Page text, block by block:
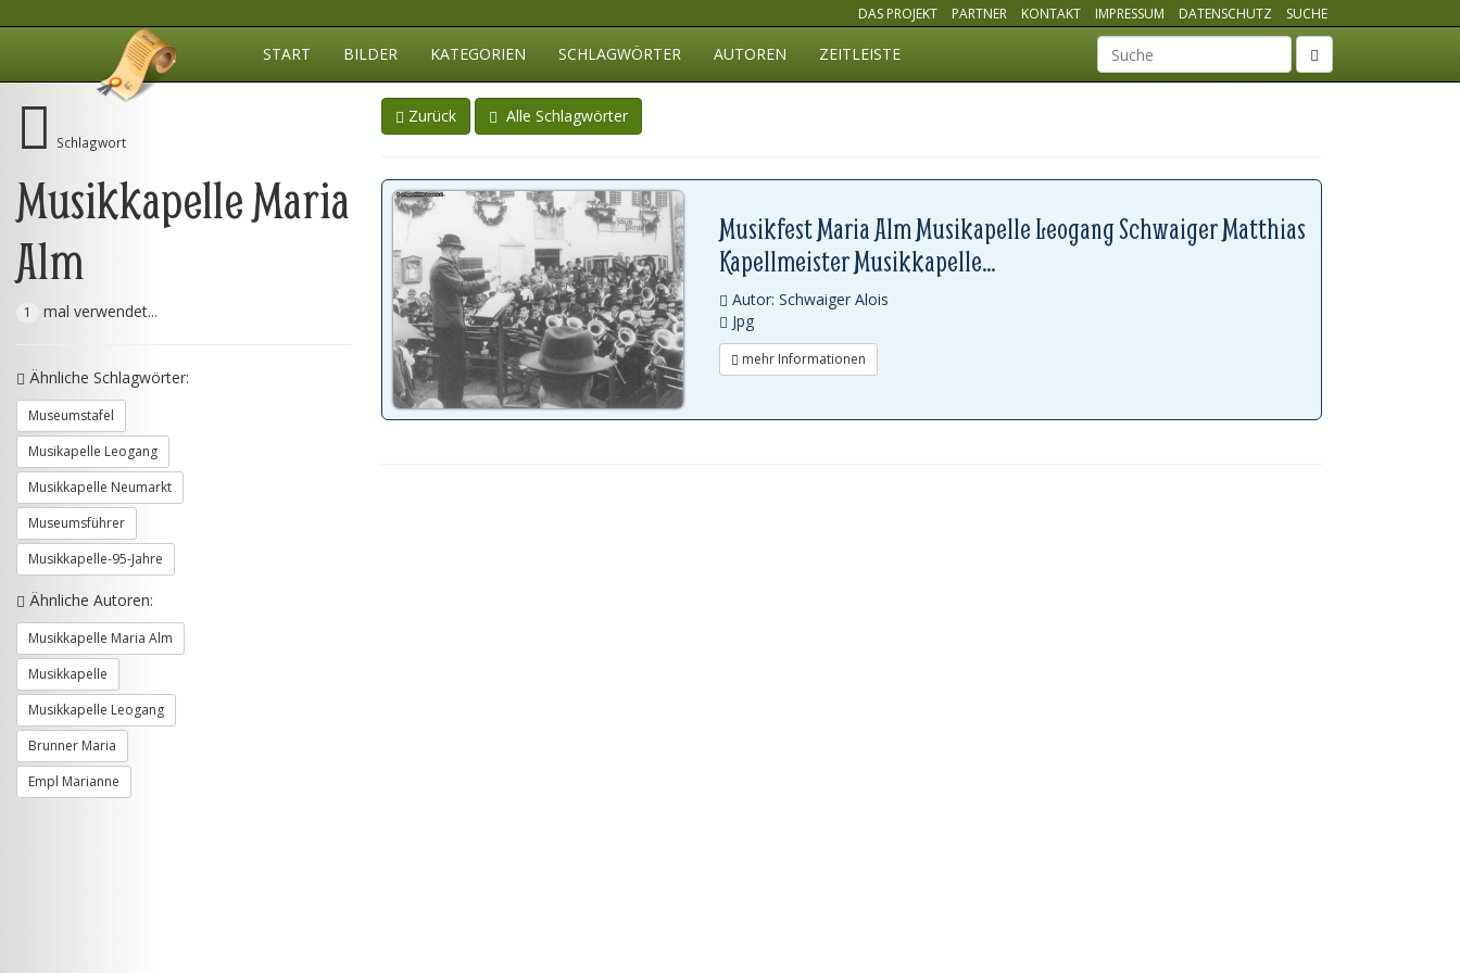
DAS PROJEKT PARTNER KONTAKT IMPRESSUM DATENSCHUTZ SUCHE
START BILDER KATEGORIEN SCHLAGWÖRTER AUTOREN ZEITLEISTE Suchbegriff
Schlagwort
Musikkapelle Maria
Alm
1 mal verwendet...
Ähnliche Schlagwörter:
Museumstafel
Musikapelle Leogang
Musikkapelle Neumarkt
Museumsführer
Musikkapelle-95-Jahre
Ähnliche Autoren:
Musikkapelle Maria Alm
Musikkapelle
Musikkapelle Leogang
Brunner Maria
Empl Marianne
Zurück Alle Schlagwörter
Musikfest Maria Alm Musikapelle Leogang Schwaiger Matthias
Kapellmeister Musikkapelle...
Autor: Schwaiger Alois
Jpg
mehr Informationen